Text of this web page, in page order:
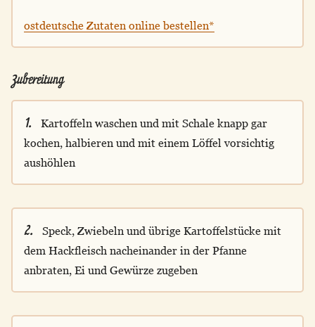
ostdeutsche Zutaten online bestellen*
Zubereitung
1.
Kartoffeln waschen und mit Schale knapp gar
kochen, halbieren und mit einem Löffel vorsichtig
aushöhlen
2.
Speck, Zwiebeln und übrige Kartoffelstücke mit
dem Hackfleisch nacheinander in der Pfanne
anbraten, Ei und Gewürze zugeben